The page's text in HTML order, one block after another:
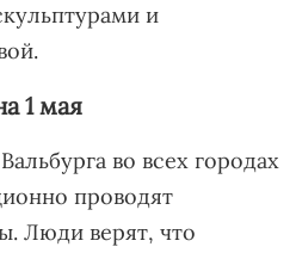
и
1 мая
во всех городах
проводят
Люди верят, что